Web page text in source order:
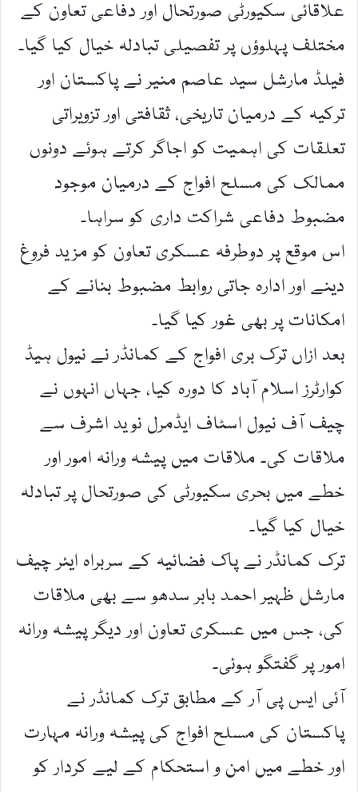
علاقائی سکیورٹی صورتحال اور دفاعی تعاون کے
مختلف پہلوؤں پر تفصیلی تبادلہ خیال کیا گیا۔
فیلڈ مارشل سید عاصم منیر نے پاکستان اور
ترکیہ کے درمیان تاریخی، ثقافتی اور تزویراتی
تعلقات کی اہمیت کو اجاگر کرتے ہوئے دونوں
ممالک کی مسلح افواج کے درمیان موجود
مضبوط دفاعی شراکت داری کو سراہا۔
اس موقع پر دوطرفہ عسکری تعاون کو مزید فروغ
دینے اور ادارہ جاتی روابط مضبوط بنانے کے
امکانات پر بھی غور کیا گیا۔
بعد ازاں ترک بری افواج کے کمانڈر نے نیول ہیڈ
کوارٹرز اسلام آباد کا دورہ کیا، جہاں انہوں نے
چیف آف نیول اسٹاف ایڈمرل نوید اشرف سے
ملاقات کی۔ ملاقات میں پیشہ ورانہ امور اور
خطے میں بحری سکیورٹی کی صورتحال پر تبادلہ
خیال کیا گیا۔
ترک کمانڈر نے پاک فضائیہ کے سربراہ ایئر چیف
مارشل ظہیر احمد بابر سدھو سے بھی ملاقات
کی، جس میں عسکری تعاون اور دیگر پیشہ ورانہ
امور پر گفتگو ہوئی۔
آئی ایس پی آر کے مطابق ترک کمانڈر نے
پاکستان کی مسلح افواج کی پیشہ ورانہ مہارت
اور خطے میں امن و استحکام کے لیے کردار کو